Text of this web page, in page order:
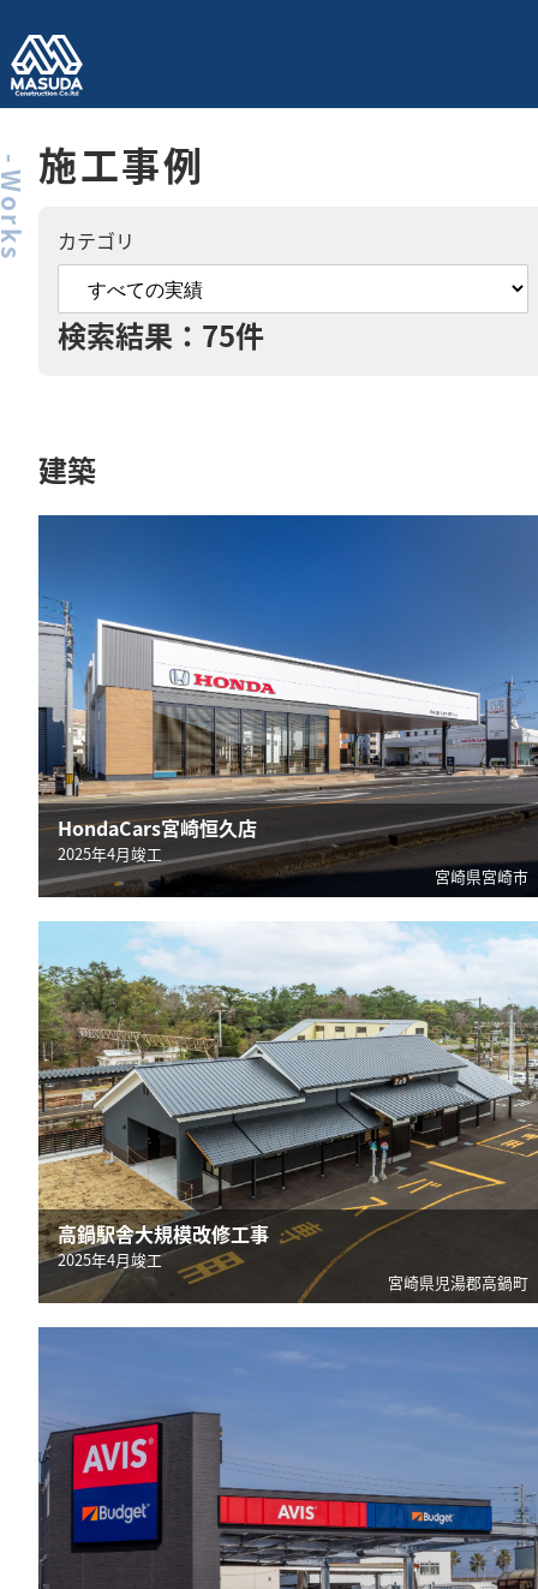
施工事例
カテゴリ
検索結果：75件
建築
HondaCars宮崎恒久店
2025年4月竣工
宮崎県宮崎市
高鍋駅舎大規模改修工事
2025年4月竣工
宮崎県児湯郡高鍋町